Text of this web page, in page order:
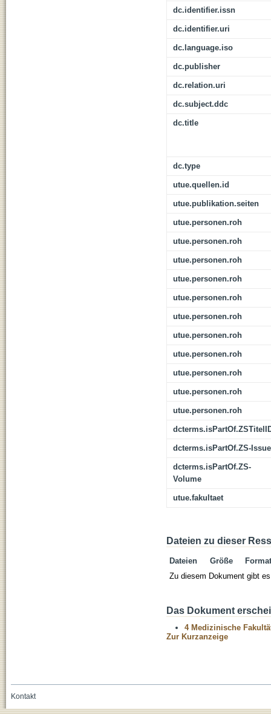
dc.identifier.issn
dc.identifier.uri
dc.language.iso
dc.publisher
dc.relation.uri
dc.subject.ddc
dc.title
dc.type
utue.quellen.id
utue.publikation.seiten
utue.personen.roh
utue.personen.roh
utue.personen.roh
utue.personen.roh
utue.personen.roh
utue.personen.roh
utue.personen.roh
utue.personen.roh
utue.personen.roh
utue.personen.roh
utue.personen.roh
dcterms.isPartOf.ZS-Issue
dcterms.isPartOf.ZS-
Volume
utue.fakultaet
Dateien zu dieser
Dateien Größe
Format
Zu diesem Dokument gibt
Das Dokument
4 Medizinische
Zur Kurzanzeige
Kontakt